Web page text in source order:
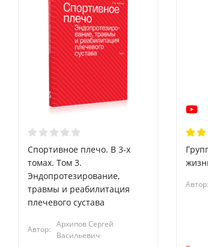
Спортивное плечо. В 3-х
томах. Том 3.
Эндопротезирование,
травмы и реабилитация
плечевого сустава
Автор:
Архипов Сергей
Васильевич
Автор: